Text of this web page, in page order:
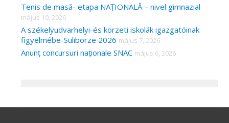
Tenis de masă- etapa NAȚIONALĂ – nivel gimnazial
május 10, 2026
A székelyudvarhelyi-és körzeti iskolák igazgatóinak
figyelmébe-Sulibörze 2026 május 7, 2026
Anunț concursuri naționale SNAC május 6, 2026